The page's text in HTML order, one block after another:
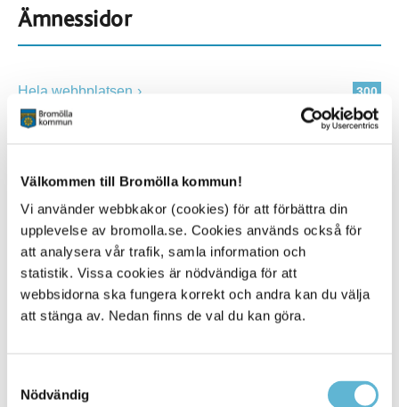
Välkommen till Bromölla kommun!
Vi använder webbkakor (cookies) för att förbättra din
upplevelse av bromolla.se. Cookies används också för
att analysera vår trafik, samla information och
statistik. Vissa cookies är nödvändiga för att
webbsidorna ska fungera korrekt och andra kan du välja
att stänga av. Nedan finns de val du kan göra.
Nödvändig
Ämnessidor
300
Hela webbplatsen
Alla platser